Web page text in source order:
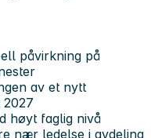
påvirkning på
av et nytt
høyt faglig nivå
nær ledelse i avdeling